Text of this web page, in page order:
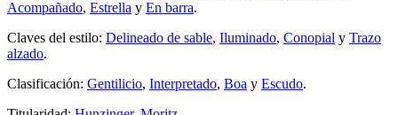
Acompañado, Estrella y En barra.
Claves del estilo: Delineado de sable, Iluminado, Conopial y Trazo
alzado.
Clasificación: Gentilicio, Interpretado, Boa y Escudo.